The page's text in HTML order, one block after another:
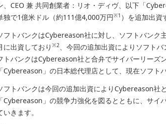
、CEO 兼 共同創業者：リオ・ディヴ、以下「
独で1億米ドル（約111億4,000万円※1 ）を追加出資
フトバンクはCybereason社に対し、ソフトバン
に出資しており ※2、今回の追加出資によりソフト
トバンクはCybereason社と合弁でサイバーリーズ
「Cybereason」の日本総代理店として、現在ソフト
フトバンクは今回の追加出資によりCybereason社
「Cybereason」の競争力強化を図るとともに、サ
いきます。